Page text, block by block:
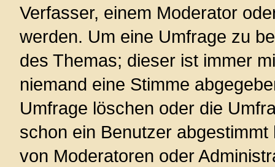
Verfasser, einem Moderator
werden. Um eine Umfrage zu
des Themas; dieser ist immer
niemand eine Stimme
Umfrage löschen oder die
schon ein Benutzer
von Moderatoren oder